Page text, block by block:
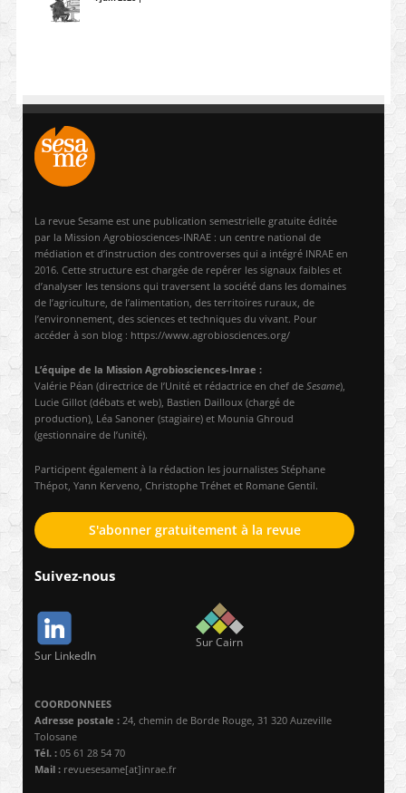
La revue Sesame est une publication semestrielle gratuite éditée
par la Mission Agrobiosciences-INRAE : un centre national de
médiation et d’instruction des controverses qui a intégré INRAE en
2016. Cette structure est chargée de repérer les signaux faibles et
d’analyser les tensions qui traversent la société dans les domaines
de l’agriculture, de l’alimentation, des territoires ruraux, de
l’environnement, des sciences et techniques du vivant. Pour
accéder à son blog : https://www.agrobiosciences.org/
L’équipe de la Mission Agrobiosciences-Inrae :
Valérie Péan (directrice de l’Unité et rédactrice en chef de Sesame),
Lucie Gillot (débats et web), Bastien Dailloux (chargé de
production), Léa Sanoner (stagiaire) et Mounia Ghroud
(gestionnaire de l’unité).
Participent également à la rédaction les journalistes Stéphane
Thépot, Yann Kerveno, Christophe Tréhet et Romane Gentil.
S'abonner gratuitement à la revue
Suivez-nous
Sur LinkedIn
Sur Cairn
COORDONNEES
Adresse postale : 24, chemin de Borde Rouge, 31 320 Auzeville
Tolosane
Tél. : 05 61 28 54 70
Mail : revuesesame[at]inrae.fr